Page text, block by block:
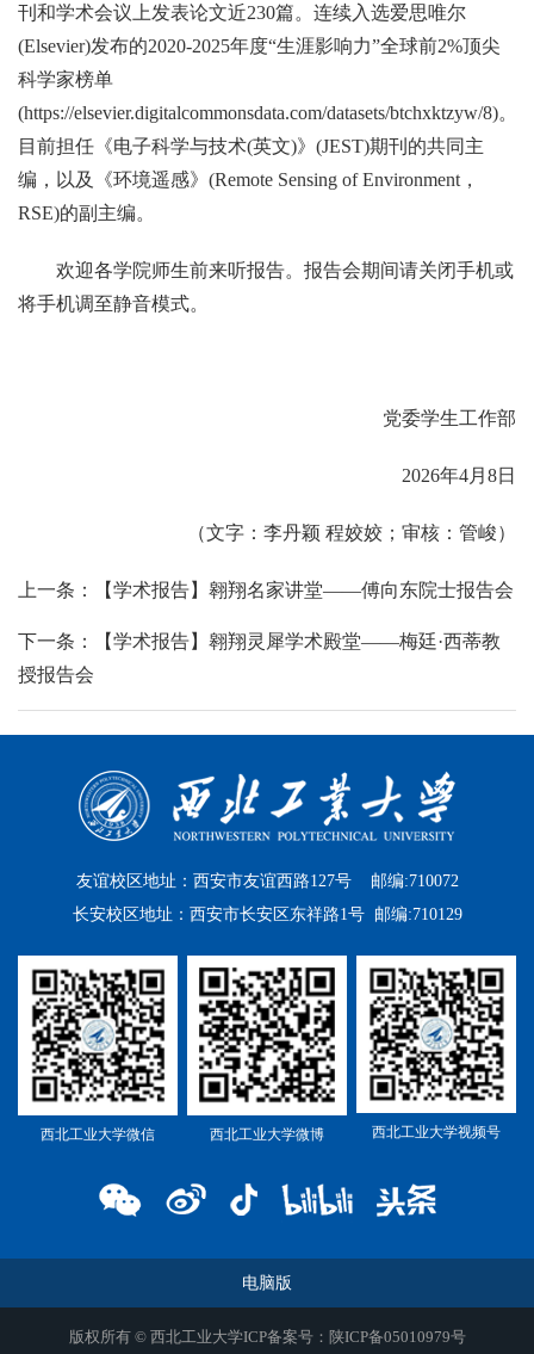
刊和学术会议上发表论文近230篇。连续入选爱思唯尔
(Elsevier)发布的2020-2025年度“生涯影响力”全球前2%顶尖
科学家榜单
(https://elsevier.digitalcommonsdata.com/datasets/btchxktzyw/8)。
目前担任《电子科学与技术(英文)》(JEST)期刊的共同主
编，以及《环境遥感》(Remote Sensing of Environment，
RSE)的副主编。
欢迎各学院师生前来听报告。报告会期间请关闭手机或
将手机调至静音模式。
党委学生工作部
2026年4月8日
（文字：李丹颖 程姣姣；审核：管峻）
上一条：【学术报告】翱翔名家讲堂——傅向东院士报告会
下一条：【学术报告】翱翔灵犀学术殿堂——梅廷·西蒂教
授报告会
友谊校区地址：西安市友谊西路127号 邮编:710072
长安校区地址：西安市长安区东祥路1号 邮编:710129
西北工业大学微信 西北工业大学微博 西北工业大学视频号
电脑版
版权所有 © 西北工业大学ICP备案号：陕ICP备05010979号